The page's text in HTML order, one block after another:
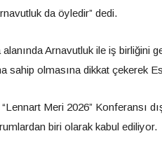
da öyledir” dedi.
Arnavutluk ile iş birliğini
olmasına dikkat çekerek
Meri 2026” Konferansı
biri olarak kabul ediliyor.